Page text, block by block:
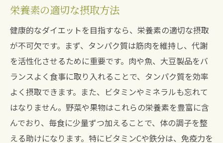
栄養素の適切な摂取方法
健康的なダイエットを目指すなら、栄養素の適切な摂取
が不可欠です。まず、タンパク質は筋肉を維持し、代謝
を活性化させるために重要です。肉や魚、大豆製品をバ
ランスよく食事に取り入れることで、タンパク質を効率
よく摂取できます。また、ビタミンやミネラルも忘れて
はなりません。野菜や果物はこれらの栄養素を豊富に含
んでおり、毎食に少量ずつ加えることで、体の調子を整
える助けになります。特にビタミンCや鉄分は、免疫力を